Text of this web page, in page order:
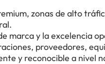
zonas de alto
marca y la excelencia
proveedores,
y reconocible a nivel